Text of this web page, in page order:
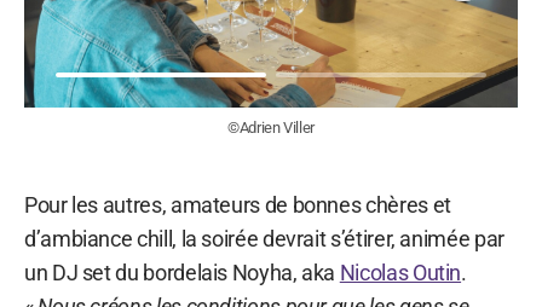
©Adrien Viller
Pour les autres, amateurs de bonnes chères et
d’ambiance chill, la soirée devrait s’étirer, animée par
un DJ set du bordelais Noyha, aka Nicolas Outin.